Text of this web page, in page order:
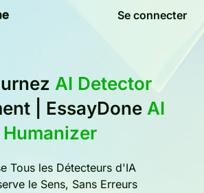
Se connecter
AI Detector
| EssayDone AI
Humanizer
Tous les Détecteurs d'IA
le Sens, Sans Erreurs